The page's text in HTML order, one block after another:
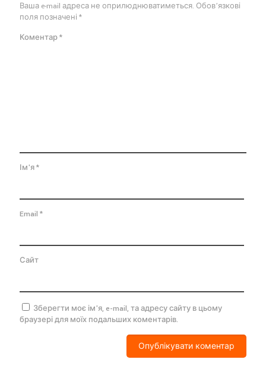
Ваша e-mail адреса не оприлюднюватиметься. Обов’язкові
поля позначені *
Коментар*
Ім'я*
Email *
Сайт
Зберегти моє ім'я, e-mail, та адресу сайту в цьому
браузері для моїх подальших коментарів.